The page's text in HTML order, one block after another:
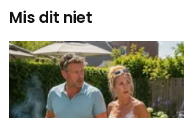
Mis dit niet